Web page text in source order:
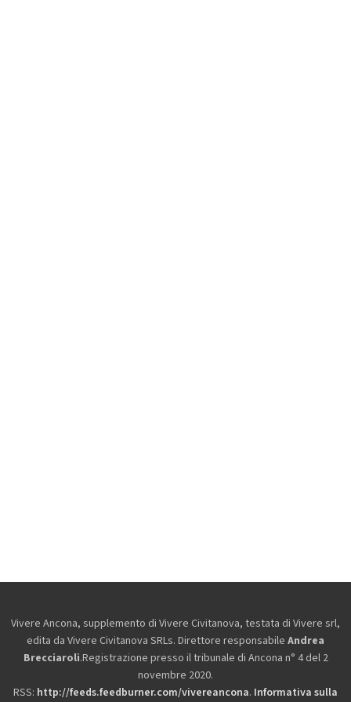
Vivere Ancona, supplemento di Vivere Civitanova, testata di Vivere srl,
edita da Vivere Civitanova SRLs. Direttore responsabile Andrea
Brecciaroli.Registrazione presso il tribunale di Ancona n° 4 del 2
novembre 2020.
RSS: http://feeds.feedburner.com/vivereancona. Informativa sulla